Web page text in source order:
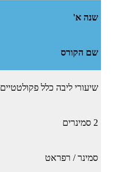
שנה א'
שם הקורס
שיעורי ליבה כלל פקולטטיים
2 סמינרים
סמינר / רפראט